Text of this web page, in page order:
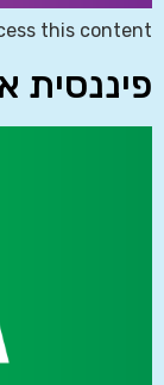
this content
פיננסית